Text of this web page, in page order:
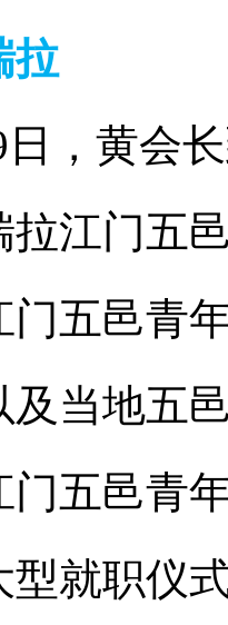
拉
日，黄会
拉江门五
门五邑青
及当地五
门五邑青
型就职仪